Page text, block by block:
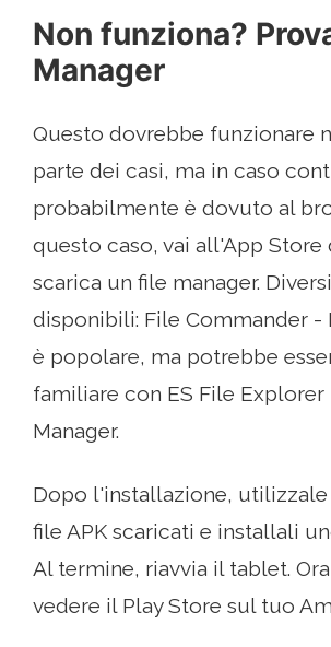
Non funziona?
Manager
Questo dovrebbe funzionare
parte dei casi, ma in caso
probabilmente è dovuto al
questo caso, vai all'App Store
scarica un file manager.
disponibili: File Commander -
è popolare, ma potrebbe
familiare con ES File Explorer
Manager.
Dopo l'installazione, utilizzale
file APK scaricati e installali
Al termine, riavvia il tablet.
vedere il Play Store sul tuo